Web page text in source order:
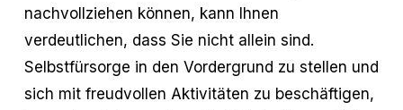
nachvollziehen können, kann Ihnen
verdeutlichen, dass Sie nicht allein sind.
Selbstfürsorge in den Vordergrund zu stellen und
sich mit freudvollen Aktivitäten zu beschäftigen,